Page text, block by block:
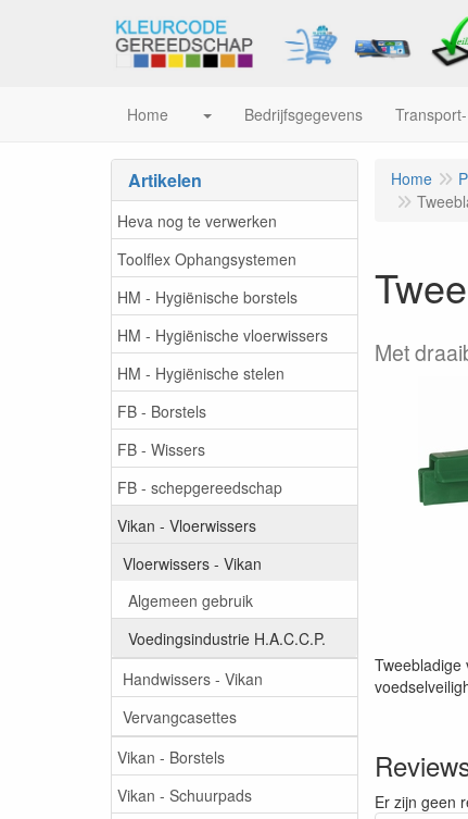
Home Bedrijfsgegevens
Artikelen
Heva nog te verwerken
Toolflex Ophangsystemen
HM - Hygiënische borstels
HM - Hygiënische vloerwissers
HM - Hygiënische stelen
FB - Borstels
FB - Wissers
FB - schepgereedschap
Vikan - Vloerwissers
Vloerwissers - Vikan
Algemeen gebruik
Voedingsindustrie H.A.C.C.P.
Handwissers - Vikan
Vervangcasettes
Vikan - Borstels
Vikan - Schuurpads
Home
Met
Tweebladige
Er zijn geen